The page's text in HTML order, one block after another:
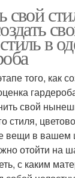
свой
в
того, как
свой
стиля,
вещи в вашем
отойти на
с каким